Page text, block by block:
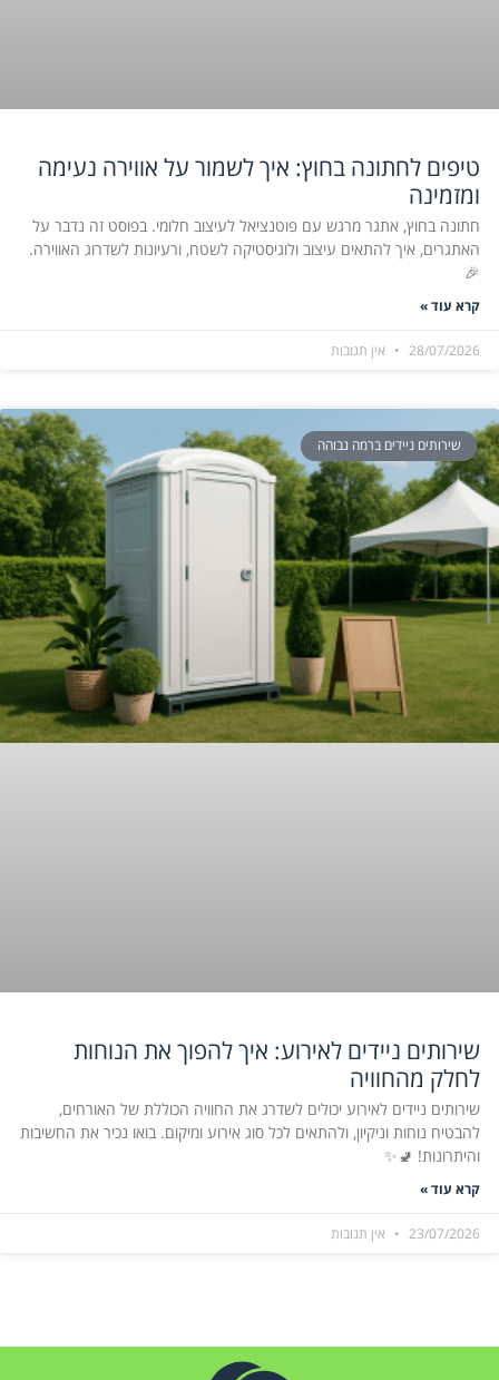
טיפים לחתונה בחוץ: איך לשמור על אווירה נעימה
ומזמינה
חתונה בחוץ, אתגר מרגש עם פוטנציאל לעיצוב חלומי. בפוסט זה נדבר על
האתגרים, איך להתאים עיצוב ולוגיסטיקה לשטח, ורעיונות לשדרוג האווירה.
🎉
קרא עוד »
28/07/2026 אין תגובות
שירותים ניידים ברמה גבוהה
שירותים ניידים לאירוע: איך להפוך את הנוחות
לחלק מהחוויה
שירותים ניידים לאירוע יכולים לשדרג את החוויה הכוללת של האורחים,
להבטיח נוחות וניקיון, ולהתאים לכל סוג אירוע ומיקום. בואו נכיר את החשיבות
והיתרונות! 🚽✨
קרא עוד »
23/07/2026 אין תגובות